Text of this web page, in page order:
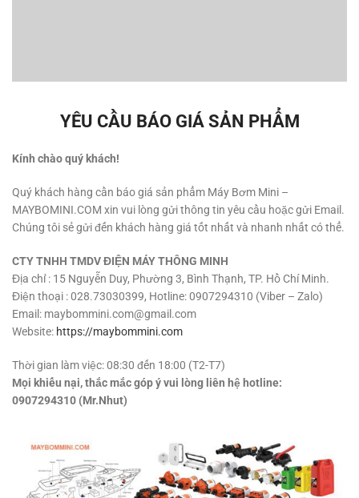
YÊU CẦU BÁO GIÁ SẢN PHẨM
Kính chào quý khách!
Quý khách hàng cần báo giá sản phẩm Máy Bơm Mini –
MAYBOMINI.COM xin vui lòng gửi thông tin yêu cầu hoặc gửi Email.
Chúng tôi sẻ gửi đến khách hàng giá tốt nhất và nhanh nhất có thể.
CTY TNHH TMDV ĐIỆN MÁY THÔNG MINH
Địa chỉ : 15 Nguyễn Duy, Phường 3, Bình Thạnh, TP. Hồ Chí Minh.
Điện thoại : 028.73030399, Hotline: 0907294310 (Viber – Zalo)
Email: maybommini.com@gmail.com
Website: https://maybommini.com
Thời gian làm việc: 08:30 đến 18:00 (T2-T7)
Mọi khiếu nại, thắc mắc góp ý vui lòng liên hệ hotline:
0907294310 (Mr.Nhut)